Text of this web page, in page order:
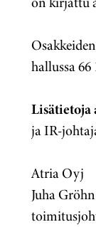
hallussa66
Lisätietoja
ja IR-
Atria Oyj
Juha Gröhn